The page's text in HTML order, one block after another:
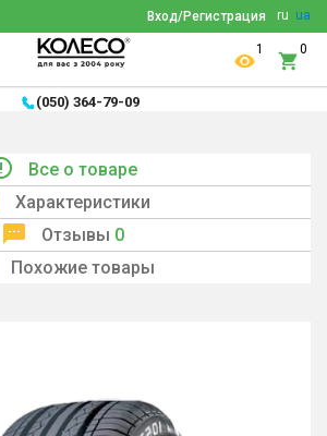
ru ua
Вход/Регистрация
1 0
(050) 364-79-09
Все о товаре
Характеристики
Отзывы 0
Похожие товары